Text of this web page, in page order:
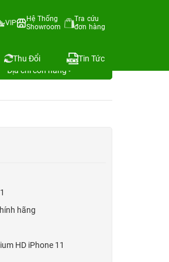
VIP
Hệ Thống
Showroom
Tra cứu
đơn hàng
Thu Đổi Tin Tức
Địa chỉ còn hàng
hãng
HD iPhone 11